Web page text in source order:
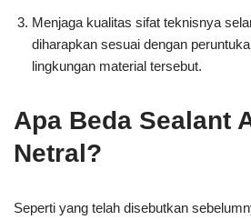
Menjaga kualitas sifat teknisnya
diharapkan sesuai dengan
lingkungan material tersebut.
Apa Beda Sealant
Netral?
Seperti yang telah disebutkan